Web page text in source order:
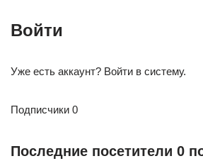
Войти
Уже есть аккаунт? Войти в систему.
Подписчики 0
Последние посетители 0